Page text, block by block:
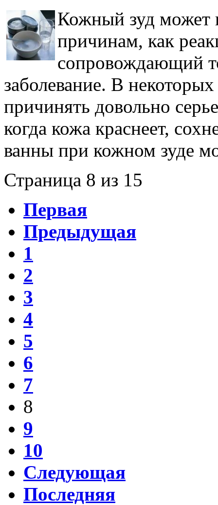
Кожный зуд может
причинам, как
сопровождающий
заболевание. В
причинять довольно
когда кожа краснеет,
ванны при кожном зуде
Страница 8 из 15
Первая
Предыдущая
1
2
3
4
5
6
7
8
9
10
Следующая
Последняя